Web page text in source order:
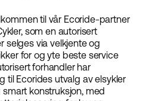
til vår Ecoride-partner
som en autorisert
selges via velkjente og
for og yte beste service
forhandler har
til Ecorides utvalg av elsykler
konstruksjon, med